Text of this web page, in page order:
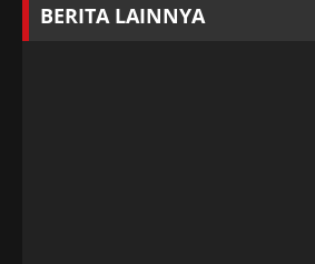
BERITA LAINNYA